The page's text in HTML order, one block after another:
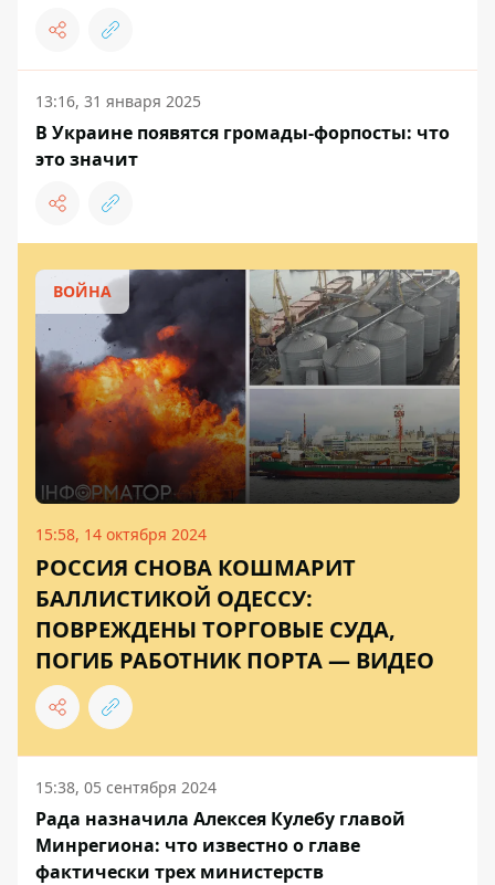
13:16, 31 января 2025
В Украине появятся громады-форпосты: что
это значит
ВОЙНА
15:58, 14 октября 2024
РОССИЯ СНОВА КОШМАРИТ
БАЛЛИСТИКОЙ ОДЕССУ:
ПОВРЕЖДЕНЫ ТОРГОВЫЕ СУДА,
ПОГИБ РАБОТНИК ПОРТА — ВИДЕО
15:38, 05 сентября 2024
Рада назначила Алексея Кулебу главой
Минрегиона: что известно о главе
фактически трех министерств